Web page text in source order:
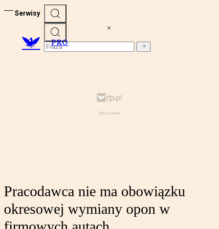
Serwisy
PRO
Pracodawca nie ma obowiązku
okresowej wymiany opon w